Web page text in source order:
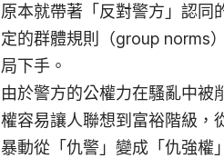
原本就帶著「反對警方」認同
定的群體規則（group norms
局下手。
由於警方的公權力在騷亂中被
權容易讓人聯想到富裕階級，
暴動從「仇警」變成「仇強權